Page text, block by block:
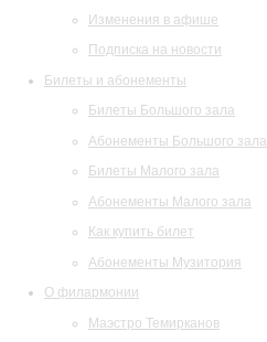
Изменения в афише
Подписка на новости
Билеты и абонементы
Билеты Большого зала
Абонементы Большого зала
Билеты Малого зала
Абонементы Малого зала
Как купить билет
Абонементы Музитория
О филармонии
Маэстро Темирканов